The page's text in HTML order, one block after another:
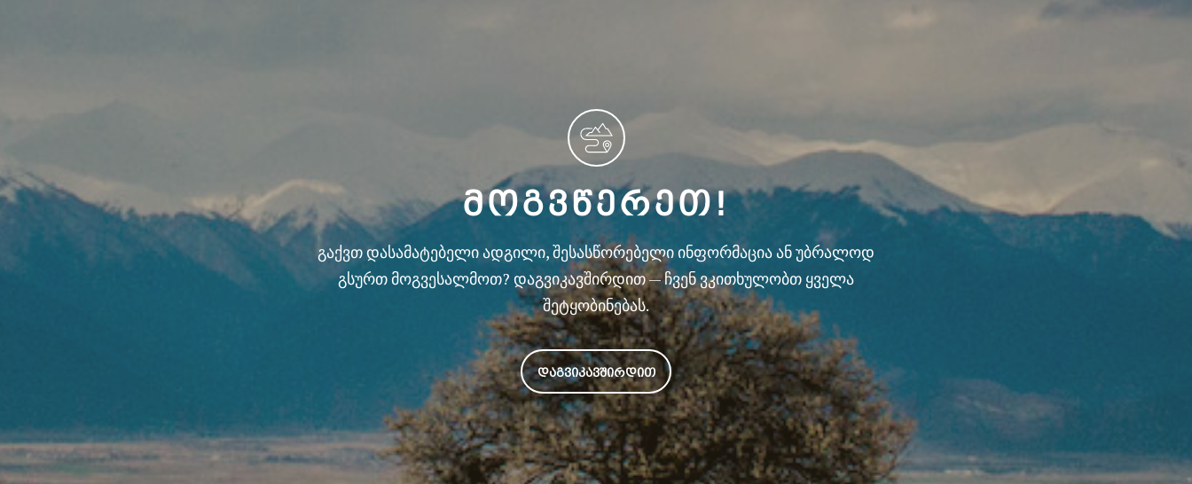
ᲛᲝᲒᲕᲬᲔᲠᲔᲗ!
გაქვთ დასამატებელი ადგილი, შესასწორებელი ინფორმაცია ან უბრალოდ
გსურთ მოგვესალმოთ? დაგვიკავშირდით — ჩვენ ვკითხულობთ ყველა
შეტყობინებას.
ᲓᲐᲒᲕᲘᲙᲐᲕᲨᲘᲠᲓᲘᲗ